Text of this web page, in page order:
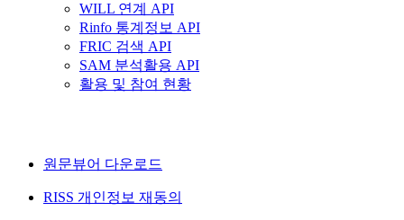
WILL 연계 API
Rinfo 통계정보 API
FRIC 검색 API
SAM 분석활용 API
활용 및 참여 현황
원문뷰어 다운로드
RISS 개인정보 재동의